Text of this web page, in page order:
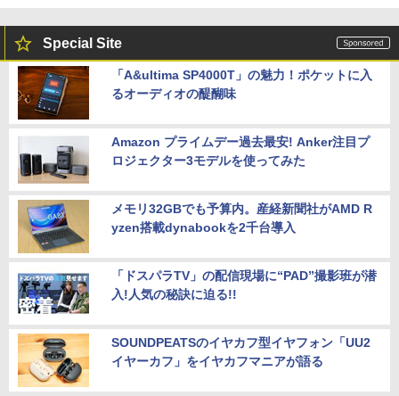
Special Site
「A&ultima SP4000T」の魅力！ポケットに入
るオーディオの醍醐味
Amazon プライムデー過去最安! Anker注目プ
ロジェクター3モデルを使ってみた
メモリ32GBでも予算内。産経新聞社がAMD R
yzen搭載dynabookを2千台導入
「ドスパラTV」の配信現場に“PAD”撮影班が潜
入!人気の秘訣に迫る!!
SOUNDPEATSのイヤカフ型イヤフォン「UU2
イヤーカフ」をイヤカフマニアが語る